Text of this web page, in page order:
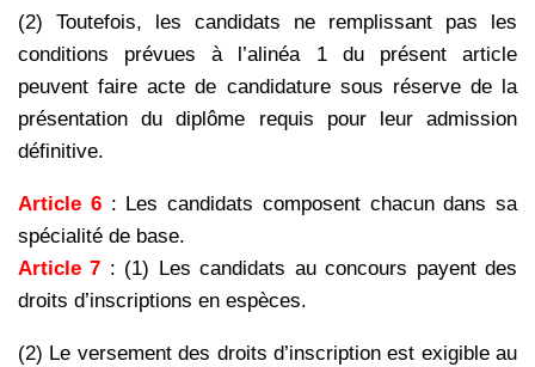
(2) Toutefois, les candidats ne remplissant pas les
conditions prévues à l’alinéa 1 du présent article
peuvent faire acte de candidature sous réserve de la
présentation du diplôme requis pour leur admission
définitive.
Article 6: Les candidats composent chacun dans sa
spécialité de base.
Article 7 : (1) Les candidats au concours payent des
droits d’inscriptions en espèces.
(2) Le versement des droits d’inscription est exigible au